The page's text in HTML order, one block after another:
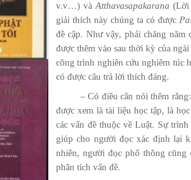
v.v…) và Atthavasapakarana (Lời
giải thích này chúng ta có được
đề cập. Như vậy, phải chăng
được thêm vào sau thời kỳ của
công trình nghiên cứu nghiêm túc
có được câu trả lời thích đáng.
– Có điều cân nói thêm rằng:
được xem là tài liệu học tập, là
các vấn đề thuộc về Luật. Sự
giúp cho người đọc xác định lại
nhiên, người đọc phổ thông cũng
phân tích vấn đề.